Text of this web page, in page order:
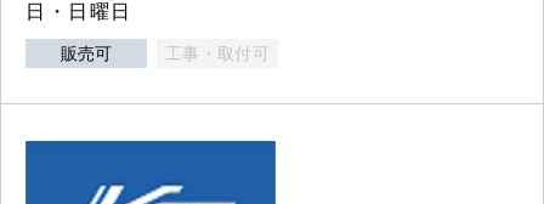
日・日曜日
販売可 工事・取付可